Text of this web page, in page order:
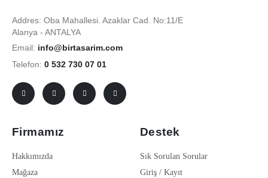
Addres: Oba Mahallesi. Azaklar Cad. No:11/E
Alanya - ANTALYA
Email: info@birtasarim.com
Telefon: 0 532 730 07 01
Firmamız
Hakkımızda
Mağaza
Destek
Sık Sorulan Sorular
Giriş / Kayıt